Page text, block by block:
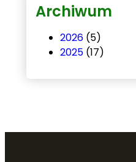
Archiwum
2026(5)
2025(17)